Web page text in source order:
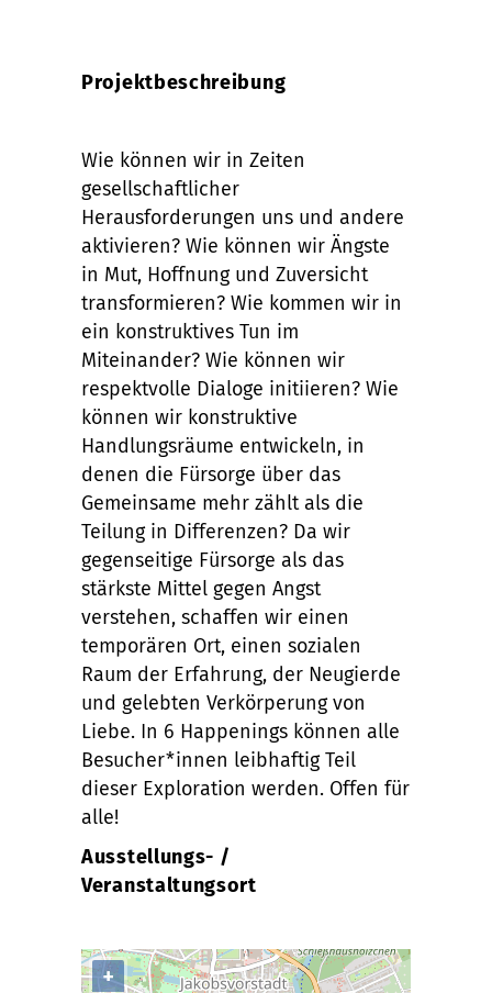
Projektbeschreibung
Wie können wir in Zeiten
gesellschaftlicher
Herausforderungen uns und andere
aktivieren? Wie können wir Ängste
in Mut, Hoffnung und Zuversicht
transformieren? Wie kommen wir in
ein konstruktives Tun im
Miteinander? Wie können wir
respektvolle Dialoge initiieren? Wie
können wir konstruktive
Handlungsräume entwickeln, in
denen die Fürsorge über das
Gemeinsame mehr zählt als die
Teilung in Differenzen? Da wir
gegenseitige Fürsorge als das
stärkste Mittel gegen Angst
verstehen, schaffen wir einen
temporären Ort, einen sozialen
Raum der Erfahrung, der Neugierde
und gelebten Verkörperung von
Liebe. In 6 Happenings können alle
Besucher*innen leibhaftig Teil
dieser Exploration werden. Offen für
alle!
Ausstellungs- /
Veranstaltungsort
+